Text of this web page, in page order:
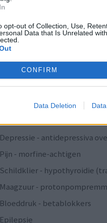
opt-out of Collection, Use,
Data that Is Unrelated
CONFIRM
Data Deletion
Anticonceptie - overig
Depressie - antidepressiva SSRI
Depressie - antidepressiva
Cholesterol
Depressie - antidepressiva
Pijn - morfine-achtigen
Schildklier - hypothyroidie
Maagzuur -
Bloeddruk - betablokkers
Epilepsie